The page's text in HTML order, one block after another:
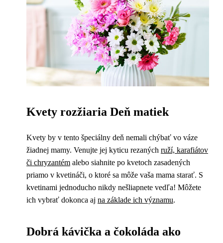
Kvety rozžiaria Deň matiek
Kvety by v tento špeciálny deň nemali chýbať vo váze
žiadnej mamy. Venujte jej kyticu rezaných ruží, karafiátov
či chryzantém alebo siahnite po kvetoch zasadených
priamo v kvetináči, o ktoré sa môže vaša mama starať. S
kvetinami jednoducho nikdy nešliapnete vedľa! Môžete
ich vybrať dokonca aj na základe ich významu.
Dobrá kávička a čokoláda ako